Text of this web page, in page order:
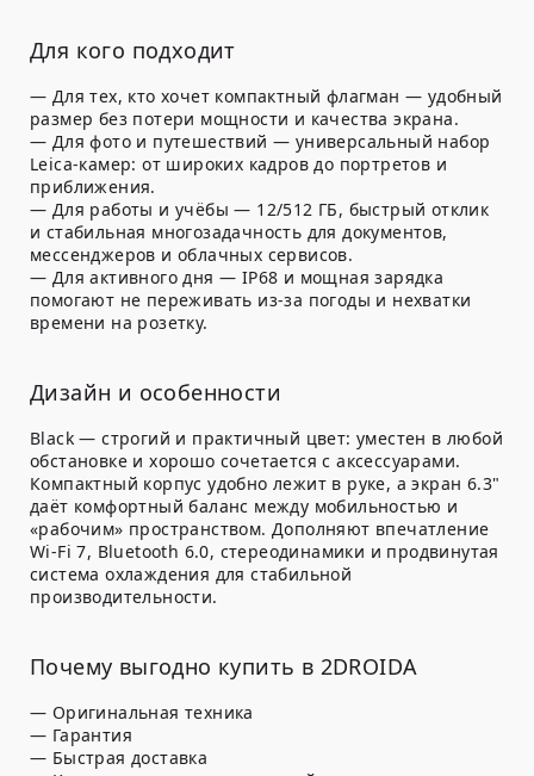
Для кого подходит
— Для тех, кто хочет компактный флагман — удобный
размер без потери мощности и качества экрана.
— Для фото и путешествий — универсальный набор
Leica-камер: от широких кадров до портретов и
приближения.
— Для работы и учёбы — 12/512 ГБ, быстрый отклик
и стабильная многозадачность для документов,
мессенджеров и облачных сервисов.
— Для активного дня — IP68 и мощная зарядка
помогают не переживать из-за погоды и нехватки
времени на розетку.
Дизайн и особенности
Black — строгий и практичный цвет: уместен в любой
обстановке и хорошо сочетается с аксессуарами.
Компактный корпус удобно лежит в руке, а экран 6.3"
даёт комфортный баланс между мобильностью и
«рабочим» пространством. Дополняют впечатление
Wi-Fi 7, Bluetooth 6.0, стереодинамики и продвинутая
система охлаждения для стабильной
производительности.
Почему выгодно купить в 2DROIDA
— Оригинальная техника
— Гарантия
— Быстрая доставка